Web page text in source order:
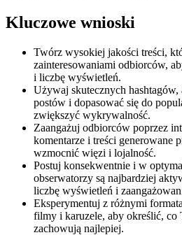
Kluczowe wnioski
Twórz wysokiej jakości treści,
zainteresowaniami odbiorców,
i liczbę wyświetleń.
Używaj skutecznych
postów i dopasować się do
zwiększyć wykrywalność.
Zaangażuj odbiorców poprzez
komentarze i treści generowane
wzmocnić więzi i lojalność.
Postuj konsekwentnie i w
obserwatorzy są najbardziej
liczbę wyświetleń i
Eksperymentuj z różnymi
filmy i karuzele, aby określić,
zachowują najlepiej.